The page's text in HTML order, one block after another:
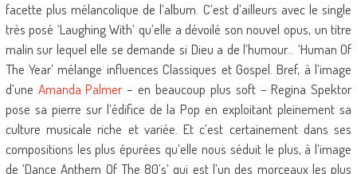
facette plus mélancolique de l’album. C’est d’ailleurs avec le single
très posé ‘Laughing With’ qu’elle a dévoilé son nouvel opus, un titre
malin sur lequel elle se demande si Dieu a de l’humour… ‘Human Of
The Year’ mélange influences Classiques et Gospel. Bref, à l’image
d’une Amanda Palmer– en beaucoup plus soft – Regina Spektor
pose sa pierre sur l’édifice de la Pop en exploitant pleinement sa
culture musicale riche et variée. Et c’est certainement dans ses
compositions les plus épurées qu’elle nous séduit le plus, à l’image
de ‘Dance Anthem Of The 80’s’ qui est l’un des morceaux les plus